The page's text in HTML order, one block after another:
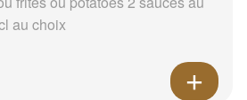
au choix